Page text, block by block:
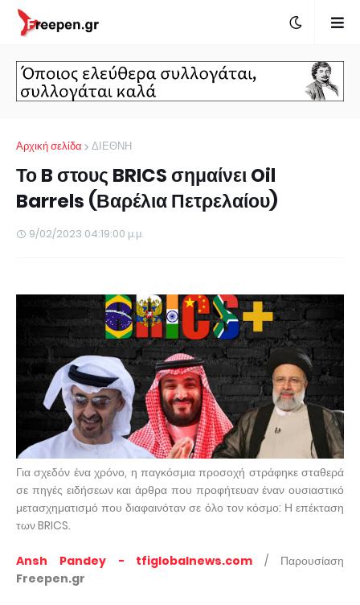
Αρχική σελίδα ΔΙΕΘΝΗ
Το B στους BRICS σημαίνει Oil
Barrels (Βαρέλια Πετρελαίου)
9/02/2023 04:19:00 μ.μ.
Για σχεδόν ένα χρόνο, η παγκόσμια προσοχή στράφηκε σταθερά
σε πηγές ειδήσεων και άρθρα που προφήτευαν έναν ουσιαστικό
μετασχηματισμό που διαφαινόταν σε όλο τον κόσμο: Η επέκταση
των BRICS.
Ansh Pandey - tfiglobalnews.com / Παρουσίαση
Freepen.gr